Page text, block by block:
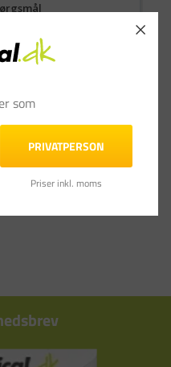
& Svar
som
PRIVATPERSON
Priser inkl. moms